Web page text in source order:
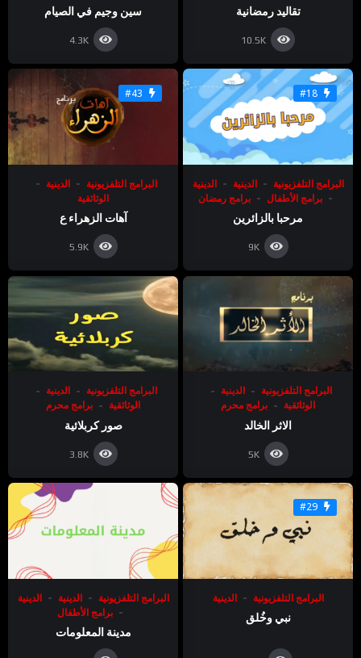
تقاليد رمضانية
10.5K
سين وجيم في الصيام
4.3K
#18
البرامج التلفزيونية الدينية
الدينية
برامج الأطفال
برامج رمضان
مرحبا بالزائرين
9K
#43
البرامج التلفزيونية
الدينية
الوثائقية
آهات الزهراء ع
5.9K
البرامج التلفزيونية
الدينية
الوثائقية
برامج محرم
الاثر الخالد
5K
البرامج التلفزيونية
الدينية
الوثائقية
برامج محرم
صور كربلائية
3.8K
#29
البرامج التلفزيونية الدينية
نبي وخُلق
البرامج التلفزيونية الدينية
الدينية
برامج الأطفال
مدينة المعلومات